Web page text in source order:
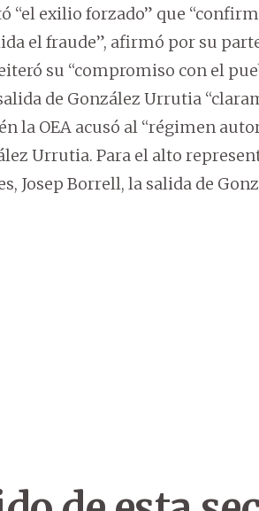
“el exilio forzado” que
el fraude”, afirmó por su
su “compromiso con el
de González Urrutia
la OEA acusó al “régimen
Urrutia. Para el alto
Josep Borrell, la salida de